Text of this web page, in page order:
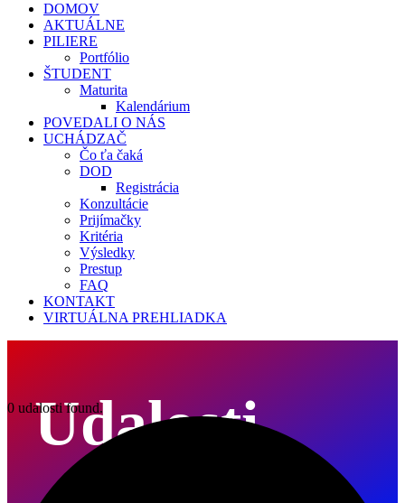
DOMOV
AKTUÁLNE
PILIERE
Portfólio
ŠTUDENT
Maturita
Kalendárium
POVEDALI O NÁS
UCHÁDZAČ
Čo ťa čaká
DOD
Registrácia
Konzultácie
Prijímačky
Kritéria
Výsledky
Prestup
FAQ
KONTAKT
VIRTUÁLNA PREHLIADKA
Udalosti
0 udalosti found.